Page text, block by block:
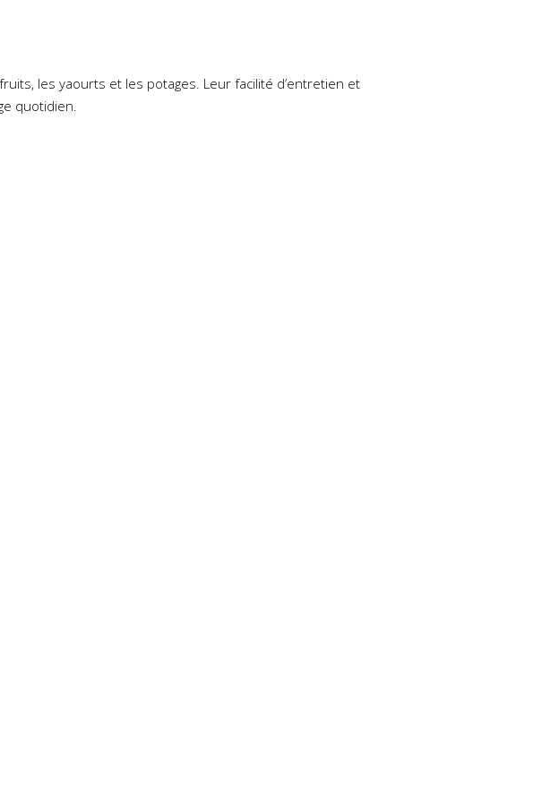
les yaourts et les potages. Leur facilité d’entretien et
quotidien.